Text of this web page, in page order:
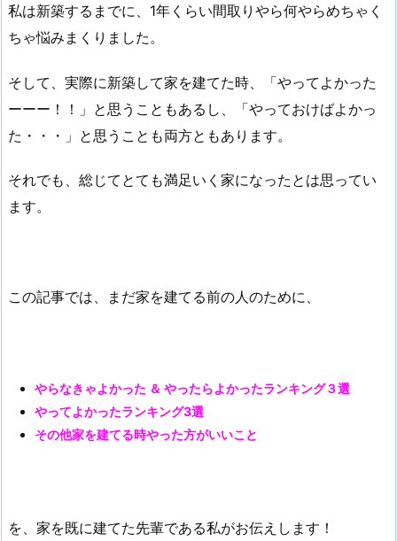
私は新築するまでに、1年くらい間取りやら何やらめちゃく
ちゃ悩みまくりました。
そして、実際に新築して家を建てた時、「やってよかった
ーーー！！」と思うこともあるし、「やっておけばよかっ
た・・・」と思うことも両方ともあります。
それでも、総じてとても満足いく家になったとは思ってい
ます。
この記事では、まだ家を建てる前の人のために、
やらなきゃよかった ＆ やったらよかったランキング３選
やってよかったランキング3選
その他家を建てる時やった方がいいこと
を、家を既に建てた先輩である私がお伝えします！